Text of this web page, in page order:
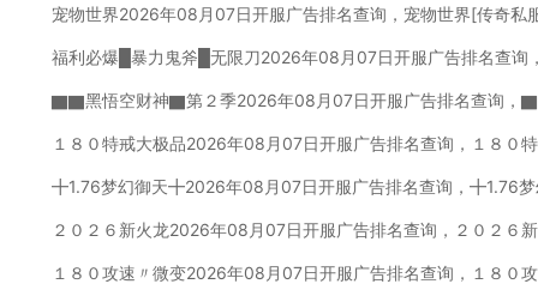
宠物世界2026年08月07日开服广告排名查询，宠物世界[传奇私
福利必爆█暴力鬼斧█无限刀2026年08月07日开服广告排名查
▇▇黑悟空财神▇第２季2026年08月07日开服广告排名查询，
１８０特戒大极品2026年08月07日开服广告排名查询，１８０
╋1.76梦幻御天╋2026年08月07日开服广告排名查询，╋1.76
２０２６新火龙2026年08月07日开服广告排名查询，２０２６
１８０攻速〃微变2026年08月07日开服广告排名查询，１８０